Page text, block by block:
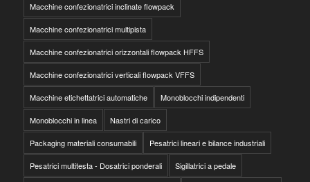
Macchine confezionatrici inclinate flowpack
Macchine confezionatrici multipista
Macchine confezionatrici orizzontali flowpack HFFS
Macchine confezionatrici verticali flowpack VFFS
Macchine etichettatrici automatiche Monoblocchi indipendenti
Monoblocchi in linea Nastri di carico
Packaging materiali consumabili Pesatrici lineari e bilance industriali
Pesatrici multitesta - Dosatrici ponderali Sigillatrici a pedale